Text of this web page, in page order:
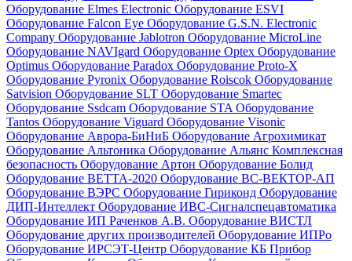
Оборудование Elmes Electronic Оборудование ESVI
Оборудование Falcon Eye Оборудование G.S.N. Electronic
Company Оборудование Jablotron Оборудование MicroLine
Оборудование NAVIgard Оборудование Optex Оборудование
Optimus Оборудование Paradox Оборудование Proto-X
Оборудование Pyronix Оборудование Roiscok Оборудование
Satvision Оборудование SLT Оборудование Smartec
Оборудование Ssdcam Оборудование STA Оборудование
Tantos Оборудование Viguard Оборудование Visonic
Оборудование Аврора-БиНиБ Оборудование Агрохимикат
Оборудование Альтоника Оборудование Альянс Комплексная
безопасность Оборудование Артон Оборудование Болид
Оборудование ВЕТТА-2020 Оборудование ВС-ВЕКТОР-АП
Оборудование ВЭРС Оборудование Гириконд Оборудование
ДИП-Интеллект Оборудование ИВС-Сигналспецавтоматика
Оборудование ИП Раченков А.В. Оборудование ВИСТЛ
Оборудование других производителей Оборудование ИПРо
Оборудование ИРСЭТ-Центр Оборудование КБ Прибор